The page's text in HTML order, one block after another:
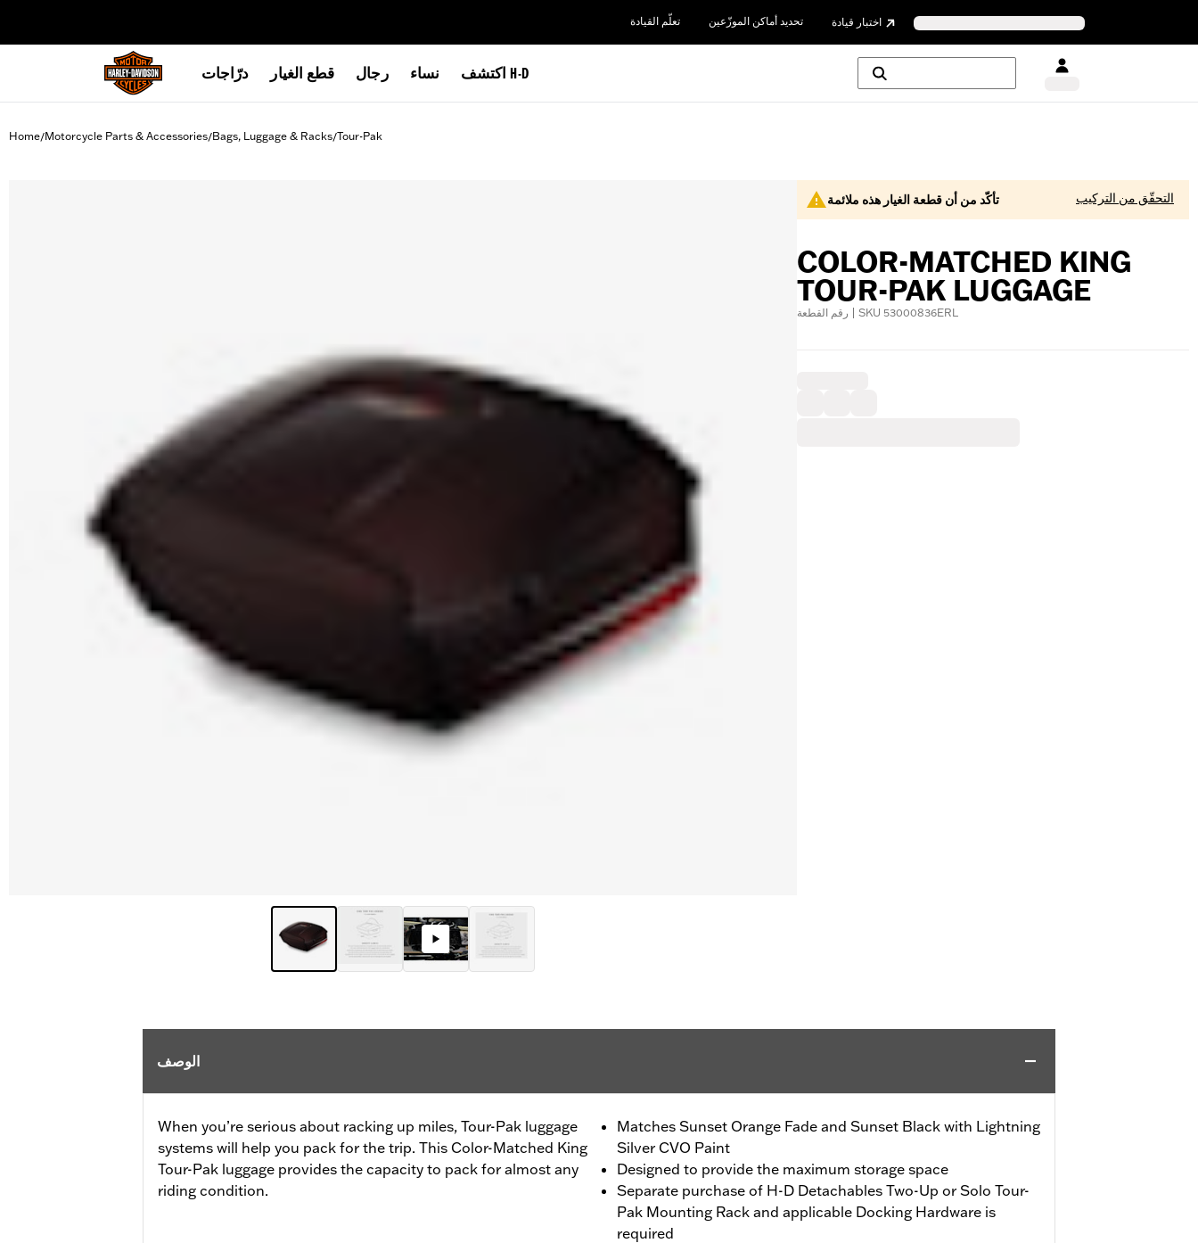
تعلّم القيادة تحديد أماكن الموزّعين اختبار قيادة
درّاجات قطع الغيار رجال نساء اكتشف H-D
Home/Motorcycle Parts & Accessories/Bags, Luggage & Racks/Tour-Pak
تأكّد من أن قطعة الغيار هذه ملائمة التحقّق من التركيب
COLOR-MATCHED KING
TOUR-PAK LUGGAGE
رقم القطعة | SKU 53000836ERL
الوصف
When you’re serious about racking up miles, Tour-Pak luggage
systems will help you pack for the trip. This Color-Matched King
Tour-Pak luggage provides the capacity to pack for almost any
riding condition.
Matches Sunset Orange Fade and Sunset Black with Lightning
Silver CVO Paint
Designed to provide the maximum storage space
Separate purchase of H-D Detachables Two-Up or Solo Tour-
Pak Mounting Rack and applicable Docking Hardware is
required